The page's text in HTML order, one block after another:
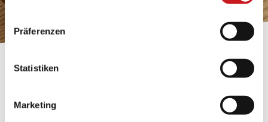
personenbezogene Daten verarbeiten. Hier geht’s zum
Impressum.
Präferenzen
Statistiken
Marketing